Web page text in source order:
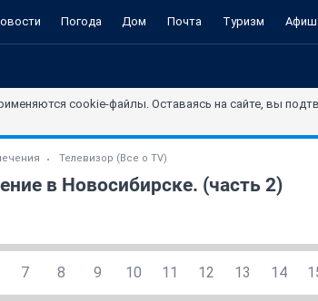
Погода Дом Почта Туризм
cookie-файлы. Оставаясь на сайте, вы
Телевизор (Все о TV)
в Новосибирске. (часть 2)
7 8 9 10 11 12 13 14